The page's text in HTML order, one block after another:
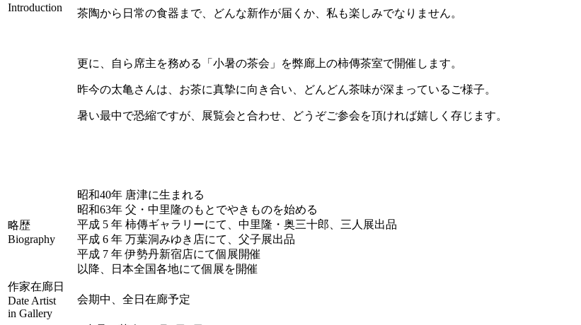
Introduction
茶陶から日常の食器まで、どんな新作が届くか、私も楽しみでなりません。
更に、自ら席主を務める「小暑の茶会」を弊廊上の柿傳茶室で開催します。
昨今の太亀さんは、お茶に真摯に向き合い、どんどん茶味が深まっているご様子。
暑い最中で恐縮ですが、展覧会と合わせ、どうぞご参会を頂ければ嬉しく存じます。
略歴
Biography
昭和40年 唐津に生まれる
昭和63年 父・中里隆のもとでやきものを始める
平成 5 年 柿傳ギャラリーにて、中里隆・奥三十郎、三人展出品
平成 6 年 万葉洞みゆき店にて、父子展出品
平成 7 年 伊勢丹新宿店にて個展開催
以降、日本全国各地にて個展を開催
作家在廊日
Date Artist
in Gallery
会期中、全日在廊予定